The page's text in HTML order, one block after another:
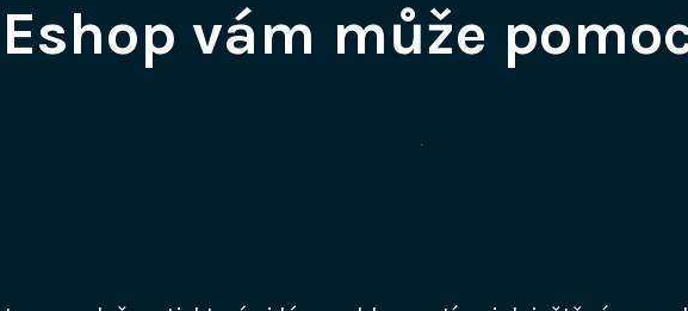
Eshop vám může